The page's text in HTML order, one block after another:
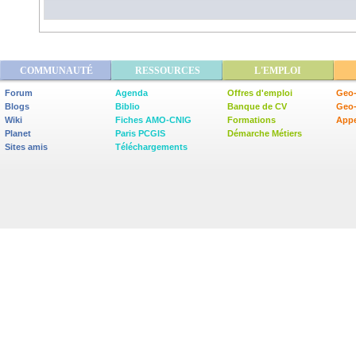
COMMUNAUTÉ RESSOURCES L'EMPLOI
Forum
Blogs
Wiki
Planet
Sites amis
Agenda
Biblio
Fiches AMO-CNIG
Paris PCGIS
Téléchargements
Offres d'emploi
Banque de CV
Formations
Démarche Métiers